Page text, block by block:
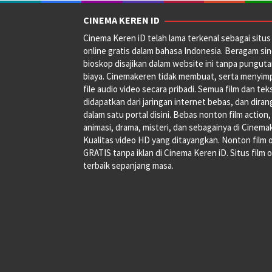
Mike
Gunther
CINEMA KEREN ID
Cinema Keren iD telah lama terkenal sebagai
online gratis dalam bahasa Indonesia. Beragam
bioskop disajikan dalam website ini tanpa
biaya. Cinemakeren tidak membuat, serta
file audio video secara pribadi. Semua film dan
didapatkan dari jaringan internet bebas, dan
dalam satu portal disini. Bebas nonton film action,
animasi, drama, misteri, dan sebagainya di
Kualitas video HD yang ditayangkan. Nonton film
GRATIS tanpa iklan di Cinema Keren iD. Situs film
terbaik sepanjang masa.